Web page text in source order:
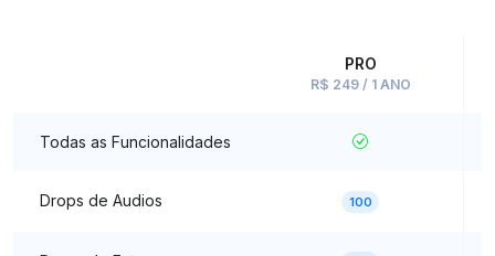
PRO
R$ 249 / 1 ANO
Todas as Funcionalidades
Drops de Audios 100